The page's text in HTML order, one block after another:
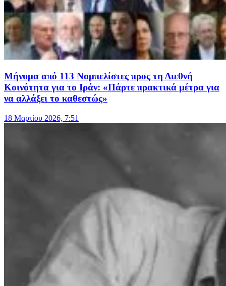
Μήνυμα από 113 Νομπελίστες προς τη Διεθνή
Κοινότητα για το Ιράν: «Πάρτε πρακτικά μέτρα για
να αλλάξει το καθεστώς»
18 Μαρτίου 2026, 7:51